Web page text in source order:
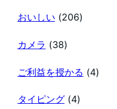
おいしい (206)
カメラ (38)
ご利益を授かる (4)
タイピング(4)